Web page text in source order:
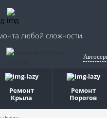
любой сложности.
Ремонт
Крыла
Ремонт
Порогов